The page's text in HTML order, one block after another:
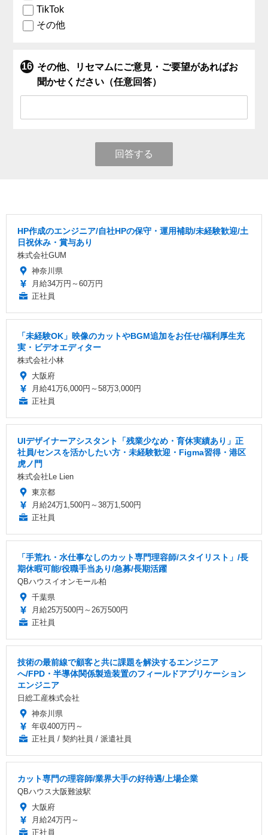
TikTok
その他
その他、リセマムにご意見・ご要望があればお
聞かせください（任意回答）
回答する
HP作成のエンジニア/自社HPの保守・運用補助/未経験歓迎/土
日祝休み・賞与あり
株式会社GUM
神奈川県
月給34万円～60万円
正社員
「未経験OK」映像のカットやBGM追加をお任せ/福利厚生充
実・ビデオエディター
株式会社小林
大阪府
月給41万6,000円～58万3,000円
正社員
UIデザイナーアシスタント「残業少なめ・育休実績あり」正
社員/センスを活かしたい方・未経験歓迎・Figma習得・港区
虎ノ門
株式会社Le Lien
東京都
月給24万1,500円～38万1,500円
正社員
「手荒れ・水仕事なしのカット専門理容師/スタイリスト」/長
期休暇可能/役職手当あり/急募/長期活躍
QBハウスイオンモール柏
千葉県
月給25万500円～26万500円
正社員
技術の最前線で顧客と共に課題を解決するエンジニア
へ/FPD・半導体関係製造装置のフィールドアプリケーション
エンジニア
日総工産株式会社
神奈川県
年収400万円～
正社員 / 契約社員 / 派遣社員
カット専門の理容師/業界大手の好待遇/上場企業
QBハウス大阪難波駅
大阪府
月給24万円～
正社員